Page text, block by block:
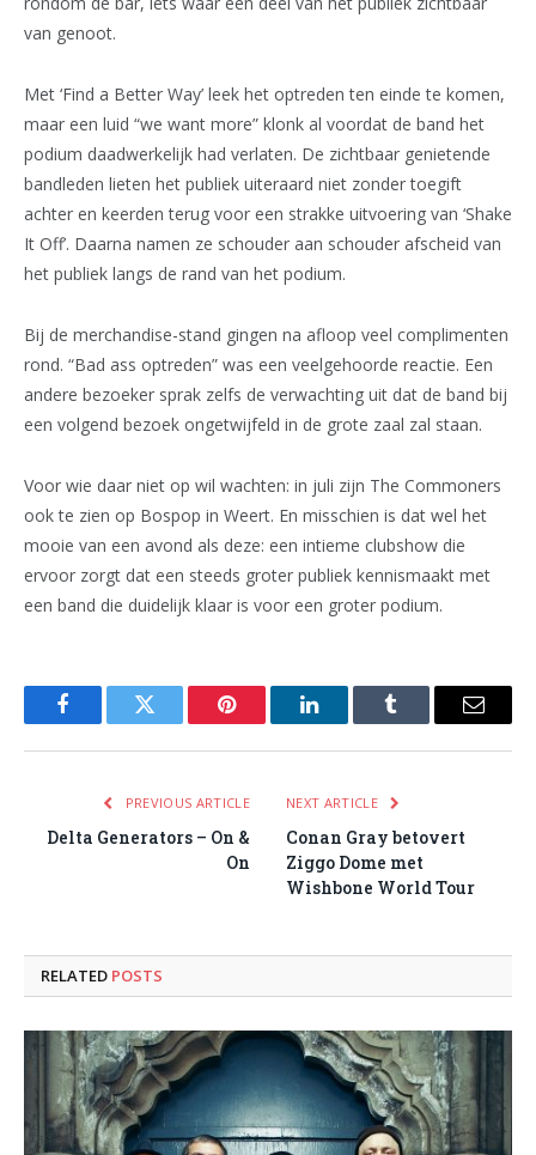
van genoot.
Met ‘Find a Better Way’ leek het optreden ten einde te komen,
maar een luid “we want more” klonk al voordat de band het
podium daadwerkelijk had verlaten. De zichtbaar genietende
bandleden lieten het publiek uiteraard niet zonder toegift
achter en keerden terug voor een strakke uitvoering van ‘Shake
It Off’. Daarna namen ze schouder aan schouder afscheid van
het publiek langs de rand van het podium.
Bij de merchandise-stand gingen na afloop veel complimenten
rond. “Bad ass optreden” was een veelgehoorde reactie. Een
andere bezoeker sprak zelfs de verwachting uit dat de band bij
een volgend bezoek ongetwijfeld in de grote zaal zal staan.
Voor wie daar niet op wil wachten: in juli zijn The Commoners
ook te zien op Bospop in Weert. En misschien is dat wel het
mooie van een avond als deze: een intieme clubshow die
ervoor zorgt dat een steeds groter publiek kennismaakt met
een band die duidelijk klaar is voor een groter podium.
FacebookTwitter Pinterest LinkedInTumblr Email
PREVIOUS ARTICLE
Delta Generators – On &
On
NEXT ARTICLE
Conan Gray betovert
Ziggo Dome met
Wishbone World Tour
RELATED POSTS